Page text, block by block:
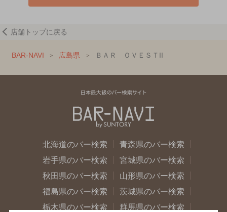
店舗トップに戻る
BAR-NAVI 広島県 ＢＡＲ ＯＶＥＳＴII
北海道のバー検索
青森県のバー検索
岩手県のバー検索
宮城県のバー検索
秋田県のバー検索
山形県のバー検索
福島県のバー検索
茨城県のバー検索
栃木県のバー検索
群馬県のバー検索